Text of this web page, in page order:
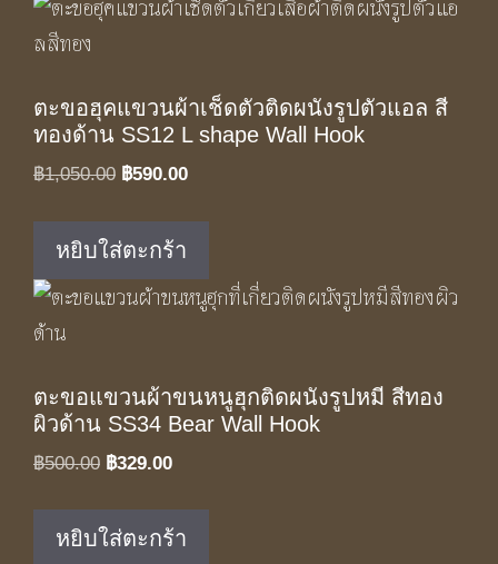
ตะขอฮุคแขวนผ้าเช็ดตัวติดผนังรูปตัวแอล สี
ทองด้าน SS12 L shape Wall Hook
฿1,050.00 Original
฿1,050.00.
฿590.00Current
หยิบใส่ตะกร้า
ตะขอแขวนผ้าขนหนูฮุกติดผนังรูปหมี สีทอง
ผิวด้าน SS34 Bear Wall Hook
฿500.00 Original
was:
฿500.00.
฿329.00Current
฿329.00.
หยิบใส่ตะกร้า